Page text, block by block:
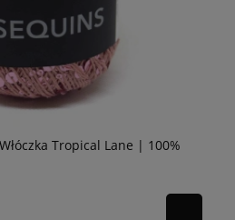
Tropical Lane | 100%